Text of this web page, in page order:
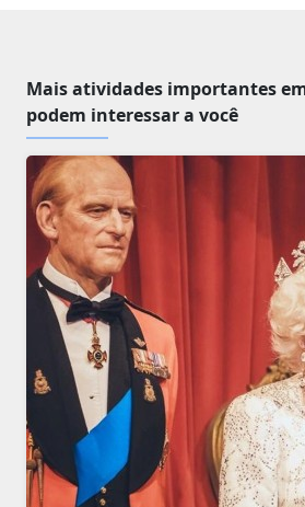
Mais atividades importantes
podem interessar a você